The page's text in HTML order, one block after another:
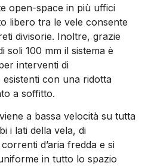
open-space in più uffici
libero tra le vele consente
divisorie. Inoltre, grazie
soli 100 mm il sistema è
interventi di
con una ridotta
a soffitto.
a bassa velocità su tutta
i lati della vela, di
d’aria fredda e si
in tut­to lo spazio